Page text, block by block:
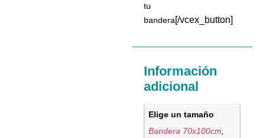
tu
bandera[/vcex_button]
Información
adicional
Elige un tamaño
Bandera 70x100cm,